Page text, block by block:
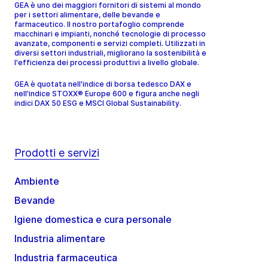
GEA è uno dei maggiori fornitori di sistemi al mondo
per i settori alimentare, delle bevande e
farmaceutico. Il nostro portafoglio comprende
macchinari e impianti, nonché tecnologie di processo
avanzate, componenti e servizi completi. Utilizzati in
diversi settori industriali, migliorano la sostenibilità e
l'efficienza dei processi produttivi a livello globale.
GEA è quotata nell'indice di borsa tedesco DAX e
nell'indice STOXX® Europe 600 e figura anche negli
indici DAX 50 ESG e MSCI Global Sustainability.
Prodotti e servizi
Ambiente
Bevande
Igiene domestica e cura personale
Industria alimentare
Industria farmaceutica